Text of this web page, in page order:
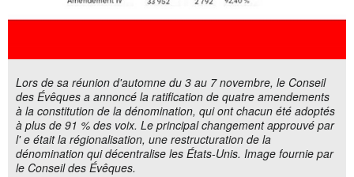
Lors de sa réunion d'automne du 3 au 7 novembre, le Conseil
des Évêques a annoncé la ratification de quatre amendements
à la constitution de la dénomination, qui ont chacun été adoptés
à plus de 91 % des voix. Le principal changement approuvé par
l' e était la régionalisation, une restructuration de la
dénomination qui décentralise les États-Unis. Image fournie par
le Conseil des Évêques.